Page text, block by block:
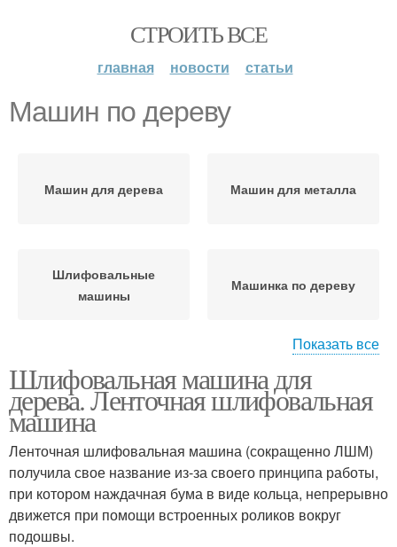
СТРОИТЬ ВСЕ
главная новости статьи
Машин по дереву
Машин для дерева Машин для металла
Шлифовальные
машины
Машинка по дереву
Шлифмашины по
дереву
дерева
Шлифмашинки по
дереву
Показать все
Шлифовальная машина для
дерева. Ленточная шлифовальная
машина
Ленточная шлифовальная машина (сокращенно ЛШМ)
получила свое название из-за своего принципа работы,
при котором наждачная бума в виде кольца, непрерывно
движется при помощи встроенных роликов вокруг
подошвы.